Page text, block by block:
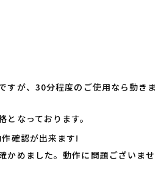
すが、30分程度のご使用なら動きま
なっております。
確認が出来ます!
かめました。動作に問題ございませ